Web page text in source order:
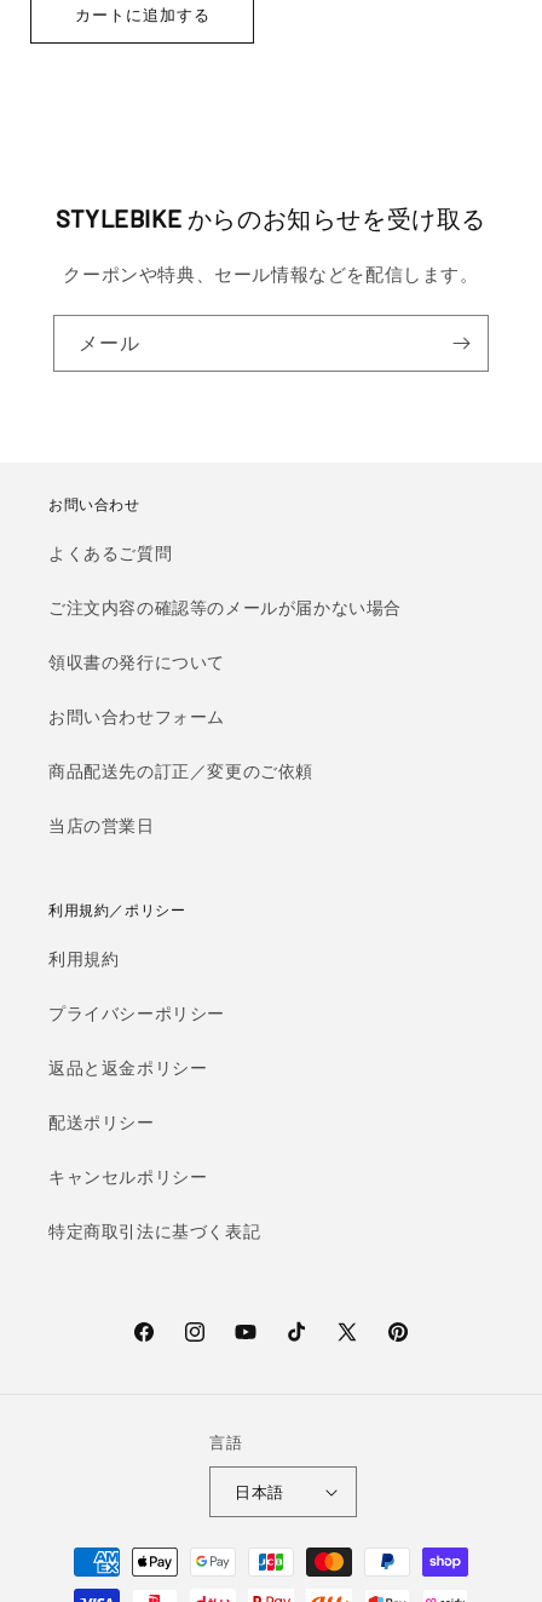
格
カートに追加する
STYLEBIKE からのお知らせを受け取る
クーポンや特典、セール情報などを配信します。
メール
お問い合わせ
よくあるご質問
ご注文内容の確認等のメールが届かない場合
領収書の発行について
お問い合わせフォーム
商品配送先の訂正／変更のご依頼
当店の営業日
利用規約／ポリシー
利用規約
プライバシーポリシー
返品と返金ポリシー
配送ポリシー
キャンセルポリシー
特定商取引法に基づく表記
F
k
I
Y
T
u
b
T
o
X
t
t
r)
P
s
言語
日本語
決
済